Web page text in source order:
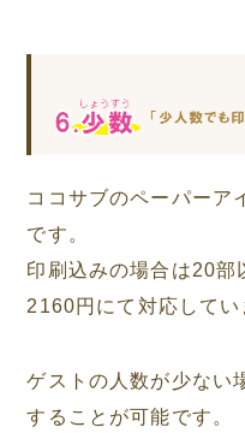
ココサブのペーパーア
です。
印刷込みの場合は20部
2160円にて対応してい
ゲストの人数が少ない
することが可能です。